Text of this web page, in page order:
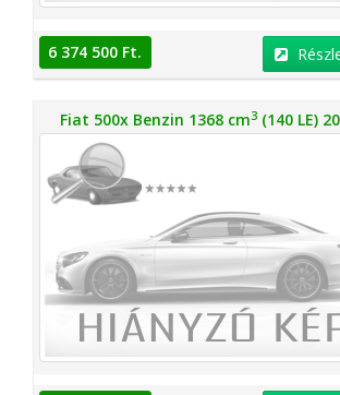
6 374 500 Ft.
Fiat 500x Benzin 1368 cm3(140 LE)